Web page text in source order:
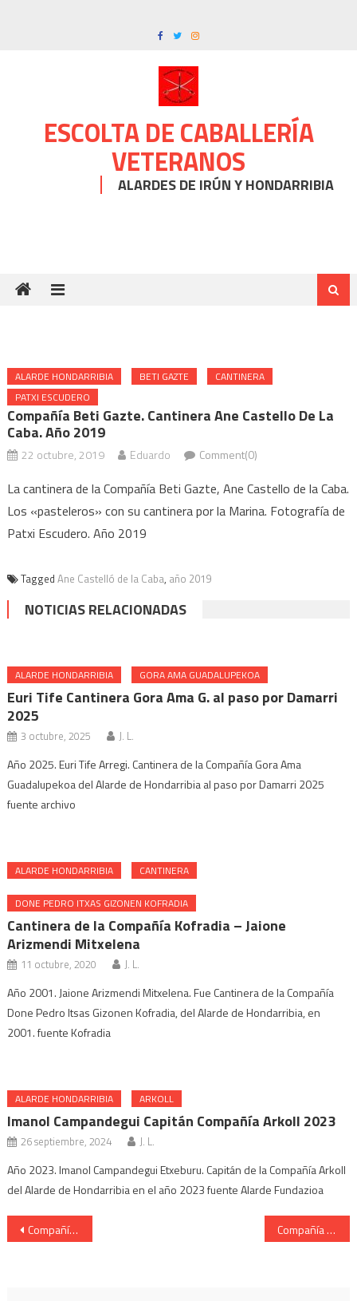
ESCOLTA DE CABALLERÍA
VETERANOS
ALARDES DE IRÚN Y HONDARRIBIA
ALARDE HONDARRIBIA BETI GAZTE
CANTINERA
PATXI ESCUDERO
Compañía Beti Gazte. Cantinera Ane Castello De La
Caba. Año 2019
22 octubre, 2019 Eduardo Comment(0)
La cantinera de la Compañía Beti Gazte, Ane Castello de la Caba.
Los «pasteleros» con su cantinera por la Marina. Fotografía de
Patxi Escudero. Año 2019
Tagged Ane Castelló de la Caba, año 2019
NOTICIAS RELACIONADAS
ALARDE HONDARRIBIA GORA AMA GUADALUPEKOA
Euri Tife Cantinera Gora Ama G. al paso por Damarri
2025
3 octubre, 2025 J. L.
Año 2025. Euri Tife Arregi. Cantinera de la Compañía Gora Ama
Guadalupekoa del Alarde de Hondarribia al paso por Damarri 2025
fuente archivo
ALARDE HONDARRIBIA CANTINERA
DONE PEDRO ITXAS GIZONEN KOFRADIA
Cantinera de la Compañía Kofradia – Jaione
Arizmendi Mitxelena
11 octubre, 2020 J. L.
Año 2001. Jaione Arizmendi Mitxelena. Fue Cantinera de la Compañía
Done Pedro Itsas Gizonen Kofradia, del Alarde de Hondarribia, en
2001. fuente Kofradia
ALARDE HONDARRIBIA ARKOLL
Imanol Campandegui Capitán Compañía Arkoll 2023
26 septiembre, 2024 J. L.
Año 2023. Imanol Campandegui Etxeburu. Capitán de la Compañía Arkoll
del Alarde de Hondarribia en el año 2023 fuente Alarde Fundazioa
Navegación
Compañía Gora Arrantzale Gazteak. Cantinera Andrea Berrotaran Iridoy. Año 2019 Compañía Mixta. Cantinera Carlota López Chicheri. Año 2019